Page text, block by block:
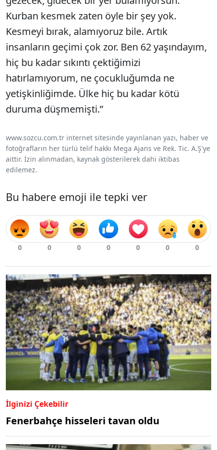
Kurban kesmek zaten öyle bir şey yok.
Kesmeyi bırak, alamıyoruz bile. Artık
insanların geçimi çok zor. Ben 62 yaşındayım,
hiç bu kadar sıkıntı çektiğimizi
hatırlamıyorum, ne çocukluğumda ne
yetişkinliğimde. Ülke hiç bu kadar kötü
duruma düşmemişti.”
www.sozcu.com.tr internet sitesinde yayınlanan yazı, haber ve
fotoğrafların her türlü telif hakkı Mega Ajans ve Rek. Tic. A.Ş'ye
aittir. İzin alınmadan, kaynak gösterilerek dahi iktibas
edilemez.
Bu habere emoji ile tepki ver
İlginizi Çekebilir
Fenerbahçe hisseleri tavan oldu